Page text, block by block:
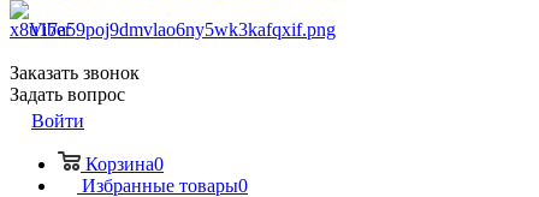
Viber
Заказать звонок
Задать вопрос
Войти
Корзина0
Избранные товары0